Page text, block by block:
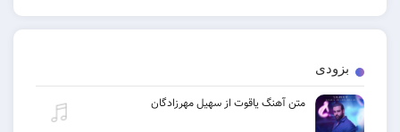
بزودی
متن آهنگ یاقوت از سهیل مهرزادگان